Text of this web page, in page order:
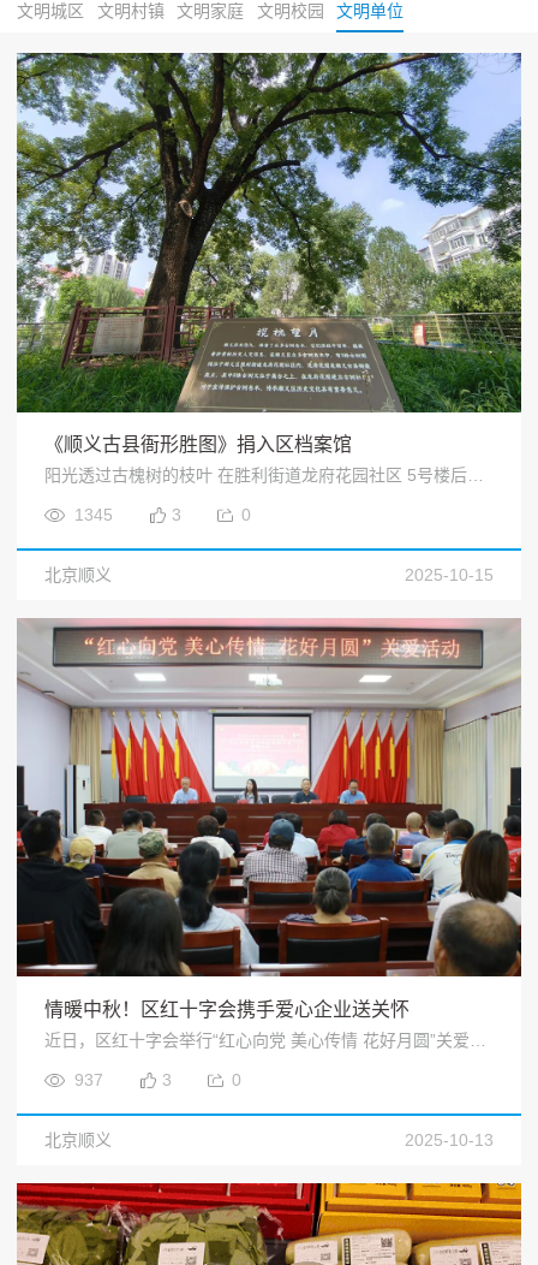
文明城区 文明村镇 文明家庭 文明校园 文明单位
《顺义古县衙形胜图》捐入区档案馆
阳光透过古槐树的枝叶 在胜利街道龙府花园社区 5号楼后的高台上洒下斑驳光影 被保护起来的地砖映入眼帘<
1345 3 0
2025-10-15
北京顺义
情暖中秋！区红十字会携手爱心企业送关怀
937 3 0
2025-10-13
北京顺义